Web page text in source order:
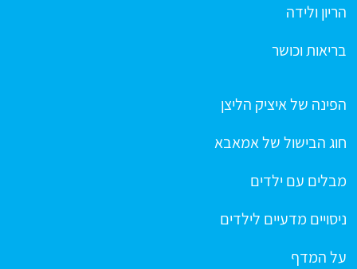
הריון ולידה
בריאות וכושר
הפינה של איציק הליצן
חוג הבישול של אמאבא
מבלים עם ילדים
ניסויים מדעיים לילדים
על המדף